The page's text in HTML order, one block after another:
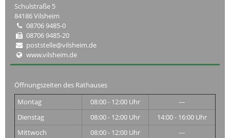
Schulstraße 5
84186 Vilsheim
08706 9485-0
08706 9485-20
poststelle@vilsheim.de
www.vilsheim.de
Öffnungszeiten des Rathauses
Montag
08:00 - 12:00 Uhr
---
Dienstag
08:00 - 12:00 Uhr
14:00 - 16:00 Uhr
Mittwoch
08:00 - 12:00 Uhr
---